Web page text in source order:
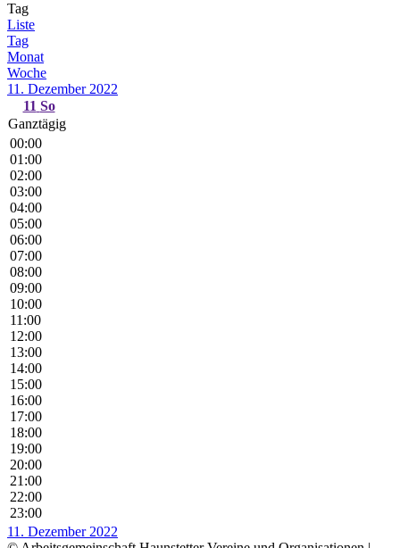
Tag
Liste
Tag
Monat
Woche
11. Dezember 2022
11 So
Ganztägig
00:00
01:00
02:00
03:00
04:00
05:00
06:00
07:00
08:00
09:00
10:00
11:00
12:00
13:00
14:00
15:00
16:00
17:00
18:00
19:00
20:00
21:00
22:00
23:00
11. Dezember 2022